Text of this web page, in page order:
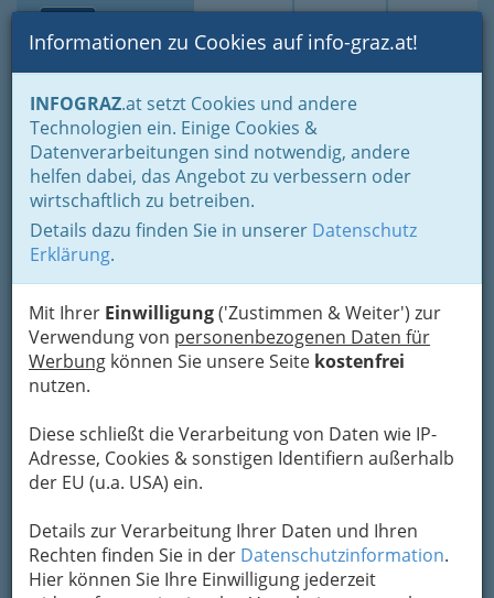
Suche Login Toggle
Informationen zu Cookies auf info-graz.at!
INFOGRAZ.at setzt Cookies und andere
Technologien ein. Einige Cookies &
Datenverarbeitungen sind notwendig, andere
helfen dabei, das Angebot zu verbessern oder
wirtschaftlich zu betreiben.
Details dazu finden Sie in unserer Datenschutz
Erklärung.
Mit Ihrer Einwilligung('Zustimmen & Weiter') zur
Verwendung von personenbezogenen Daten für
Werbung können Sie unsere Seite kostenfrei
nutzen.
Diese schließt die Verarbeitung von Daten wie IP-
Adresse, Cookies & sonstigen Identifiern außerhalb
der EU (u.a. USA) ein.
Details zur Verarbeitung Ihrer Daten und Ihren
Rechten finden Sie in der Datenschutzinformation.
Hier können Sie Ihre Einwilligung jederzeit
Home Branchen
Einkaufen & Schenken - der Handel
Handel in Graz
Dinge des täglichen Lebens
Naturprodukte Graz und Umgebung
Blumenbinder & Floristen Graz und Umgebung
Florist Graz / Floristin -
Blumenbinder /
Blumenbinderin -
Blumengeschäft
Blumen kaufen in Graz, Pflanzen
aus Graz Umgebung
Floristik